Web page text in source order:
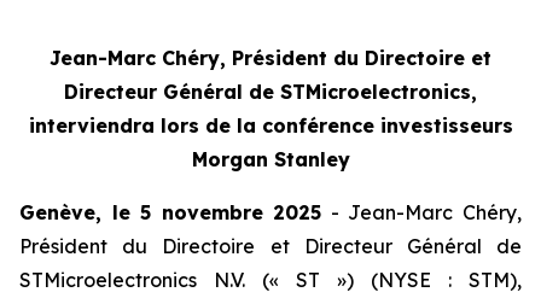
Jean-Marc Chéry, Président du Directoire et
Directeur Général de STMicroelectronics,
interviendra lors de la conférence investisseurs
Morgan Stanley
Genève, le 5 novembre 2025 - Jean-Marc Chéry,
Président du Directoire et Directeur Général de
STMicroelectronics N.V. (« ST ») (NYSE : STM),